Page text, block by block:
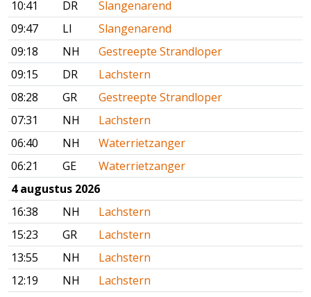
10:41
DR
Slangenarend
09:47
LI
Slangenarend
09:18
NH
Gestreepte Strandloper
09:15
DR
Lachstern
08:28
GR
Gestreepte Strandloper
07:31
NH
Lachstern
06:40
NH
Waterrietzanger
06:21
GE
Waterrietzanger
4 augustus 2026
16:38
NH
Lachstern
15:23
GR
Lachstern
13:55
NH
Lachstern
12:19
NH
Lachstern